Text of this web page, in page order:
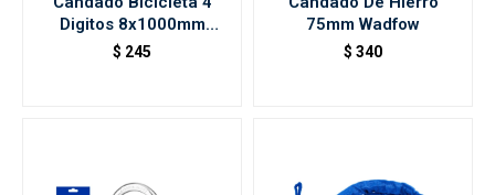
Digitos 8x1000mm
Wadfow
$ 245
75mm Wadfow
$ 340